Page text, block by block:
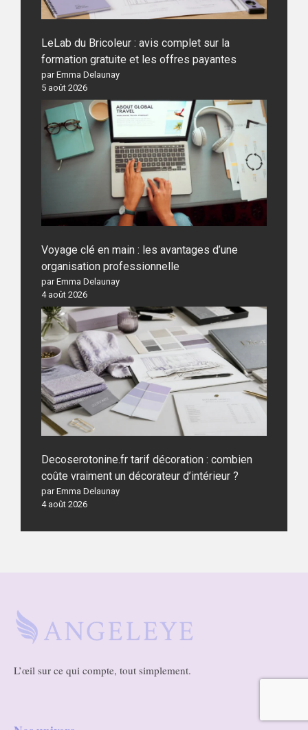
LeLab du Bricoleur : avis complet sur la
formation gratuite et les offres payantes
par Emma Delaunay
5 août 2026
Voyage clé en main : les avantages d’une
organisation professionnelle
par Emma Delaunay
4 août 2026
Decoserotonine.fr tarif décoration : combien
coûte vraiment un décorateur d’intérieur ?
par Emma Delaunay
4 août 2026
L’œil sur ce qui compte, tout simplement.